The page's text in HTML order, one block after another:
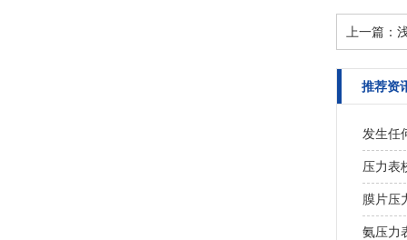
上一篇：
推荐资
发生任
压力表
膜片压
氨压力